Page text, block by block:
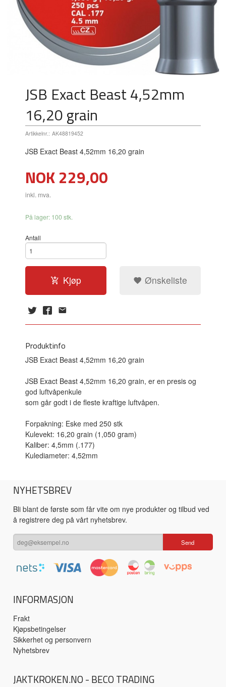
JSB Exact Beast 4,52mm
16,20 grain
Artikkelnr.: AK48819452
JSB Exact Beast 4,52mm 16,20 grain
Pris
NOK229,00
inkl. mva.
På lager: 100 stk.
Antall
Kjøp Ønskeliste
Produktinfo
JSB Exact Beast 4,52mm 16,20 grain
JSB Exact Beast 4,52mm 16,20 grain, er en presis og
god luftvåpenkule
som går godt i de flestekraftige luftvåpen.
Forpakning: Eske med 250 stk
Kulevekt: 16,20 grain (1,050 gram)
Kaliber: 4,5mm (.177)
Kulediameter: 4,52mm
NYHETSBREV
Bli blant de første som får vite om nye produkter og tilbud ved
å registrere deg på vårt nyhetsbrev.
INFORMASJON
Frakt
Kjøpsbetingelser
Sikkerhet og personvern
Nyhetsbrev
JAKTKROKEN.NO - BECO TRADING